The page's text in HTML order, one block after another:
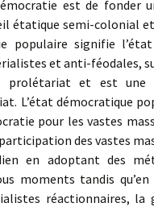
est de fonder
étatique semi-colonial
populaire signifie
et anti-féodales,
prolétariat et est une
L’état démocratique
pour les vastes
des vastes
en adoptant des
moments tandis qu’en
réactionnaires, la